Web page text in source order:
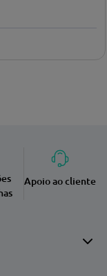
Apoio ao cliente